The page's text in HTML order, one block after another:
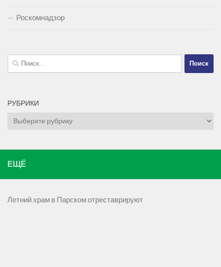
Роскомнадзор
Найти:
РУБРИКИ
Рубрики
ЕЩЁ
Летний храм в Парском отреставрируют